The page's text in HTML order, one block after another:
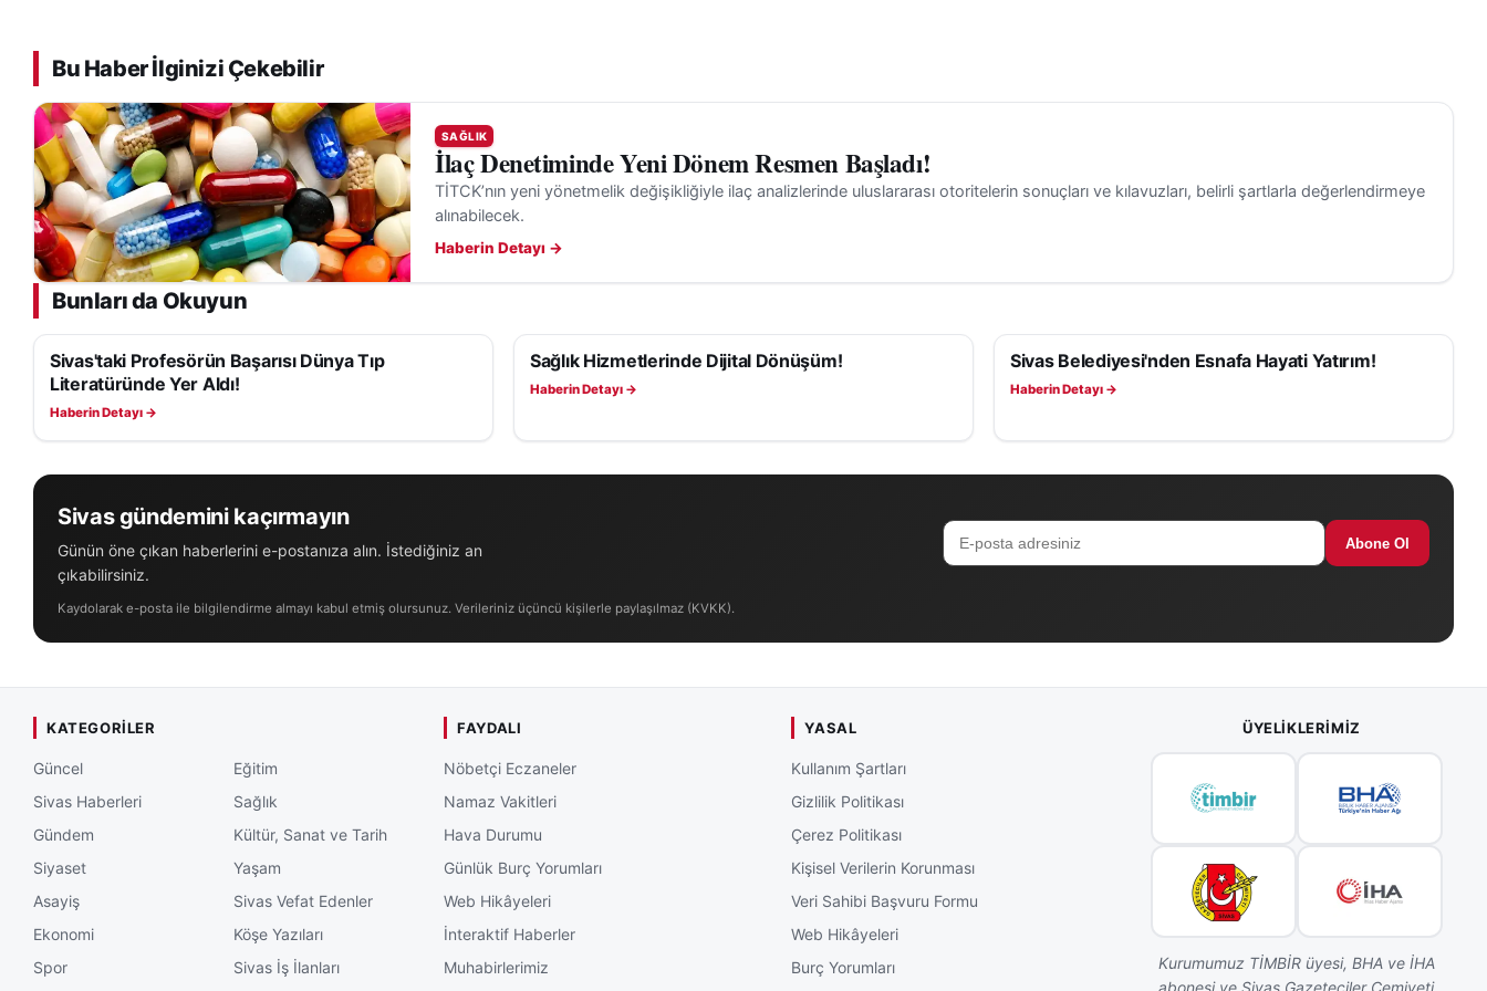
Bu Haber İlginizi Çekebilir
SAĞLIK
İlaç Denetiminde Yeni Dönem Resmen Başladı!
TİTCK’nın yeni yönetmelik değişikliğiyle ilaç analizlerinde uluslararası otoritelerin sonuçları ve kılavuzları, belirli şartlarla değerlendirmeye
alınabilecek.
Haberin Detayı →
Bunları da Okuyun
SAĞLIK
Sivas'taki Profesörün Başarısı Dünya Tıp
Literatüründe Yer Aldı!
Haberin Detayı →
SAĞLIK
Sağlık Hizmetlerinde Dijital Dönüşüm!
Haberin Detayı →
SAĞLIK
Sivas Belediyesi'nden Esnafa Hayati Yatırım!
Haberin Detayı →
Sivas gündemini kaçırmayın
Günün öne çıkan haberlerini e-postanıza alın. İstediğiniz an
çıkabilirsiniz.
Abone Ol
Kaydolarak e-posta ile bilgilendirme almayı kabul etmiş olursunuz. Verileriniz üçüncü kişilerle paylaşılmaz (KVKK).
KATEGORILER
Güncel
Sivas Haberleri
Gündem
Siyaset
Asayiş
Ekonomi
Spor
Eğitim
Sağlık
Kültür, Sanat ve Tarih
Yaşam
Sivas Vefat Edenler
Köşe Yazıları
Sivas İş İlanları
FAYDALI
Nöbetçi Eczaneler
Namaz Vakitleri
Hava Durumu
Günlük Burç Yorumları
Web Hikâyeleri
İnteraktif Haberler
Muhabirlerimiz
YASAL
Kullanım Şartları
Gizlilik Politikası
Çerez Politikası
Kişisel Verilerin Korunması
Veri Sahibi Başvuru Formu
Web Hikâyeleri
Burç Yorumları
ÜYELIKLERIMIZ
Kurumumuz TİMBİR üyesi, BHA ve İHA
abonesi ve Sivas Gazeteciler Cemiyeti